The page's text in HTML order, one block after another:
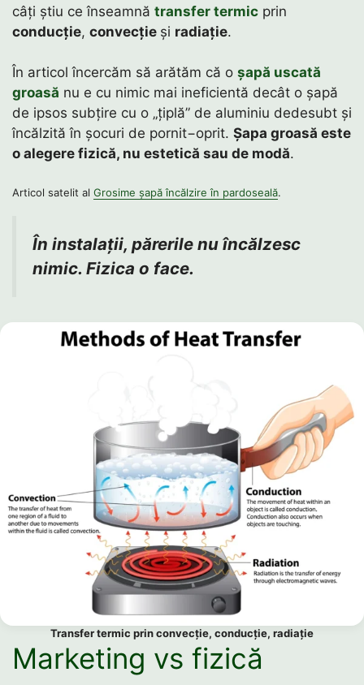
câți știu ce înseamnă transfer termic prin
conducție, convecție și radiație.
În articol încercăm să arătăm că o șapă uscată
groasă nu e cu nimic mai ineficientă decât o șapă
de ipsos subțire cu o „țiplă” de aluminiu dedesubt și
încălzită în șocuri de pornit−oprit. Șapa groasă este
o alegere fizică, nu estetică sau de modă.
Articol satelit al Grosime șapă încălzire în pardoseală.
În instalații, părerile nu încălzesc
nimic. Fizica o face.
Transfer termic prin convecție, conducție, radiație
Marketing vs fizică